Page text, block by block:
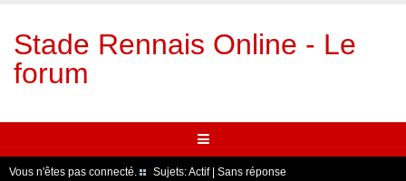
Stade Rennais Online - Le
forum
Vous n'êtes pas connecté. Sujets:Actif| Sans réponse